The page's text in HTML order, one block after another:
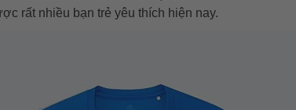
rất nhiều bạn trẻ yêu thích hiện nay.